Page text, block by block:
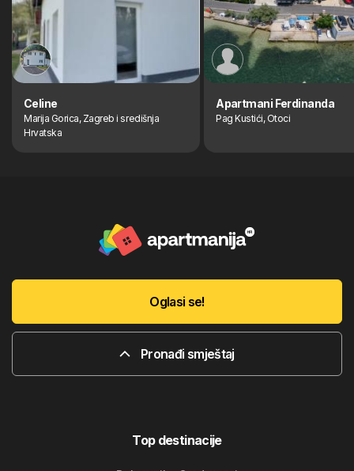
Celine
Marija Gorica, Zagreb i središnja
Hrvatska
Apartmani Ferdinanda
Pag Kustići, Otoci
Oglasi se!
Pronađi smještaj
Top destinacije